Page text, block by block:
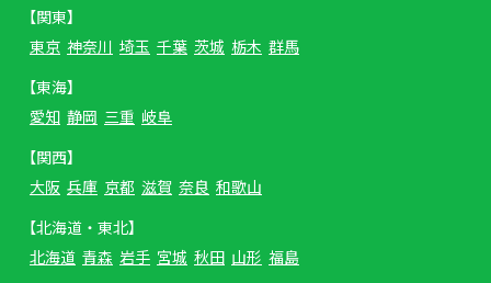
【関東】
東京 神奈川 埼玉 千葉 茨城 栃木 群馬
【東海】
愛知 静岡 三重 岐阜
【関西】
大阪 兵庫 京都 滋賀 奈良 和歌山
【北海道・東北】
北海道 青森 岩手 宮城 秋田 山形 福島